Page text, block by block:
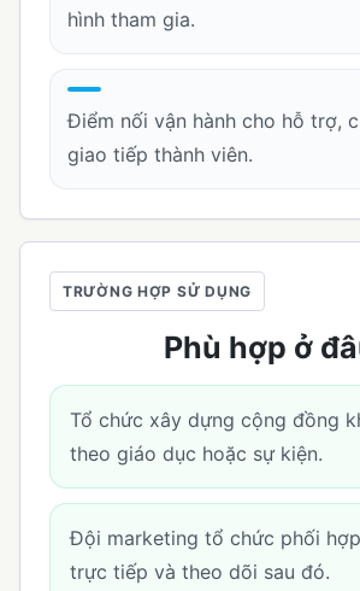
hình tham gia.
Điểm nối vận hành cho hỗ trợ,
giao tiếp thành viên.
TRƯỜNG HỢP SỬ DỤNG
Phù hợp ở
Tổ chức xây dựng cộng đồng
theo giáo dục hoặc sự kiện.
Đội marketing tổ chức phối
trực tiếp và theo dõi sau đó.